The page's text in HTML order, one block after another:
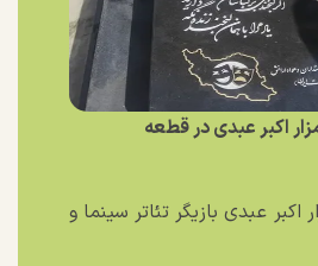
اکبر عبدی در قطعه
عبدی بازیگر تئاتر سینما و